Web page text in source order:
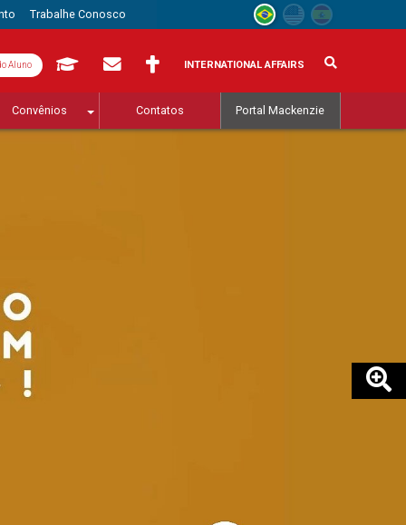
Trabalhe Conosco
Aluno INTERNATIONAL AFFAIRS
Convênios Contatos Portal Mackenzie